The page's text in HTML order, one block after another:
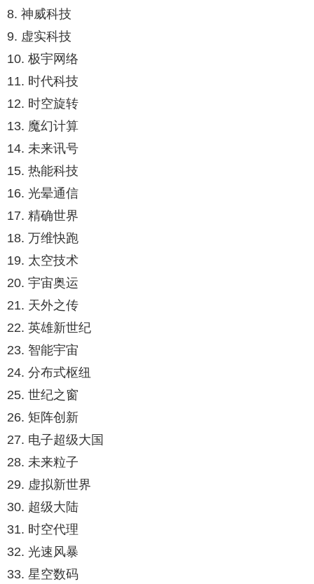
8. 神威科技
9. 虚实科技
10. 极宇网络
11. 时代科技
12. 时空旋转
13. 魔幻计算
14. 未来讯号
15. 热能科技
16. 光晕通信
17. 精确世界
18. 万维快跑
19. 太空技术
20. 宇宙奥运
21. 天外之传
22. 英雄新世纪
23. 智能宇宙
24. 分布式枢纽
25. 世纪之窗
26. 矩阵创新
27. 电子超级大国
28. 未来粒子
29. 虚拟新世界
30. 超级大陆
31. 时空代理
32. 光速风暴
33. 星空数码